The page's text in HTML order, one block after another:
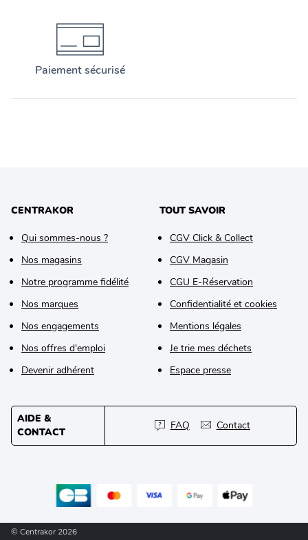
Paiement sécurisé
CENTRAKOR
Qui sommes-nous ?
Nos magasins
Notre programme fidélité
Nos marques
Nos engagements
Nos offres d'emploi
Devenir adhérent
TOUT SAVOIR
CGV Click & Collect
CGV Magasin
CGU E-Réservation
Confidentialité et cookies
Mentions légales
Je trie mes déchets
Espace presse
AIDE &
CONTACT
FAQ Contact
© Centrakor 2026